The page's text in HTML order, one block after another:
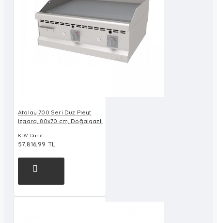
Atalay 700 Seri Düz Pleyt
Izgara, 80x70 cm, Doğalgazlı
KDV Dahil
57.816,99 TL